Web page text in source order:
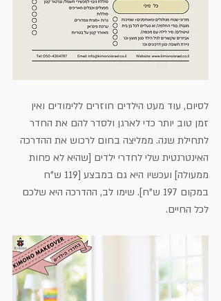
לסיום, עוד מעט הילדים חוזרים ללימודים ואין
זמן טוב יותר כדי לארגן ולסדר להם את החדר
לתחילת שנה. ממליצה בחום לרכוש את ההדרכה
האינטרנטית שלי לחדרי ילדים [שהיא לא פחות
ממעולה] ועכשיו היא גם במבצע [119 ש"ח
במקום 197 ש"ח]. שימו לב, ההדרכה היא שלכם
לכל החיים.